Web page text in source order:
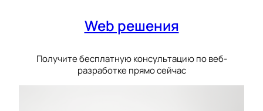
Web решения
Получите бесплатную консультацию по веб-
разработке прямо сейчас